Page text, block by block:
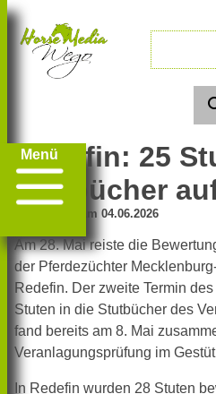
Redefin: 25
Stutbücher
Erschienen am 04.06.2026
Am 28. Mai reiste die
der Pferdezüchter
Redefin. Der zweite Termin
Stuten in die Stutbücher des
fand bereits am 8. Mai
Veranlagungsprüfung im
In Redefin wurden 28 Stuten
Menü